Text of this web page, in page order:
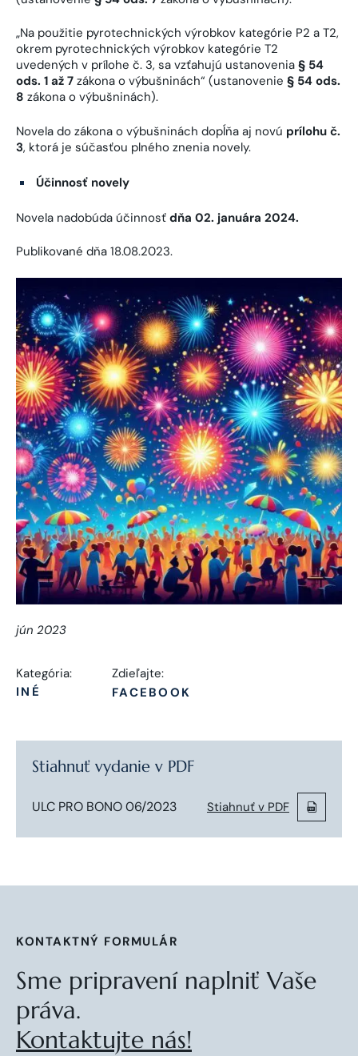
„Na použitie pyrotechnických výrobkov kategórie P2 a T2,
okrem pyrotechnických výrobkov kategórie T2
uvedených v prílohe č. 3, sa vzťahujú ustanovenia § 54
ods. 1 až 7 zákona o výbušninách“ (ustanovenie § 54 ods.
8 zákona o výbušninách).
Novela do zákona o výbušninách dopĺňa aj novú prílohu č.
3, ktorá je súčasťou plného znenia novely.
Účinnosť novely
Novela nadobúda účinnosť dňa 02. januára 2024.
Publikované dňa 18.08.2023.
jún 2023
Kategória:
INÉ
Zdieľajte:
FACEBOOK
Stiahnuť vydanie v PDF
ULC PRO BONO 06/2023 Stiahnuť v PDF
KONTAKTNÝ FORMULÁR
Sme pripravení naplniť Vaše
práva.
Kontaktujte nás!